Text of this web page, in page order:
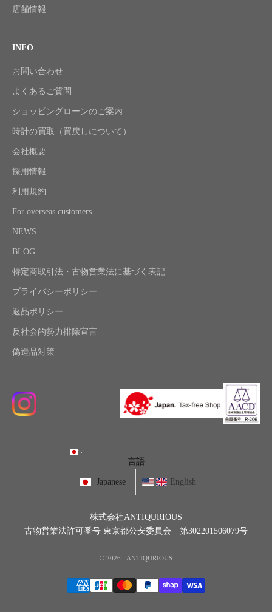
店舗情報
INFO
お問い合わせ
よくあるご質問
ショッピングローンのご案内
時計の買取（買戻しについて）
会社概要
採用情報
利用規約
For overseas customers
NEWS
BLOG
特定商取引法・古物営業法に基づく表記
プライバシーポリシー
返品ポリシー
反社会的勢力排除宣言
偽造品対策
言語
Japanese English
株式会社ANTIQURIOUS
古物営業法許可番号 東京都公安委員会 第302201506079号
© 2026 - ANTIQURIOUS